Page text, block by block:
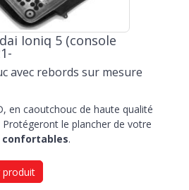
Ioniq 5 (console
avec rebords sur mesure
en caoutchouc de haute qualité
le plancher de votre
.
produit